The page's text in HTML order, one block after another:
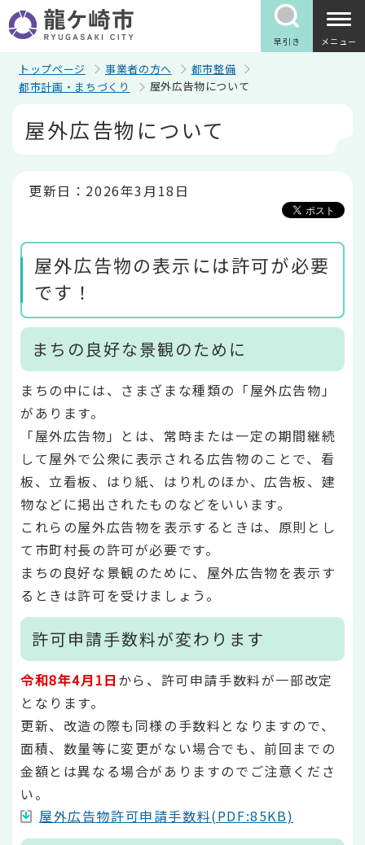
の
ペ
早引き メニュー
トップページ 事業者の方へ
都市整備
都市計画・まちづくり
屋外広告物について
屋外広告物について
更新日：2026年3月18日
屋外広告物の表示には許可が必要
です！
まちの良好な景観のために
まちの中には、さまざまな種類の「屋外広告物」
があります。
「屋外広告物」とは、常時または一定の期間継続
して屋外で公衆に表示される広告物のことで、看
板、立看板、はり紙、はり札のほか、広告板、建
物などに掲出されたものなどをいいます。
これらの屋外広告物を表示するときは、原則とし
て市町村長の許可が必要です。
まちの良好な景観のために、屋外広告物を表示す
るときは許可を受けましょう。
許可申請手数料が変わります
令和8年4月1日 から、許可申請手数料が一部改定
となります。
更新、改造の際も同様の手数料となりますので、
面積、数量等に変更がない場合でも、前回までの
金額とは異なる場合がありますのでご注意くださ
い。
屋外広告物許可申請手数料(PDF:85KB)